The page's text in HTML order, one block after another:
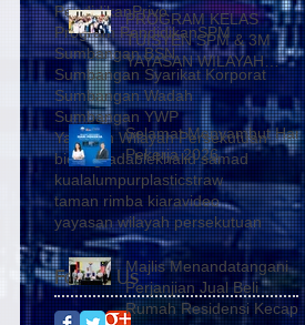
PendidikanPrivo
Program PendidikanSPM
Sumbangan BSN
Sumbangan Syarikat Korporat
Sumbangan Wadah
Sumbangan YWP
Yayasan Wilayah Persekutuan
biodegradablekhalid samad
kualalumpurplasticstraw
taman rimba kiaravideo
yayasan wilayah persekutuan
Follow Us
PROGRAM KELAS
TUISYEN SPM & 3M
YAYASAN WILAYAH
PERSEKUTUAN –
YAYASAN HASANAH
CATAT KEJAYAAN
MEMBANGGAKAN
Selamat Menyambut Hari
Pekerja 2026
Majlis Menandatangani
Perjanjian Jual Beli
Rumah Residensi Kecapi